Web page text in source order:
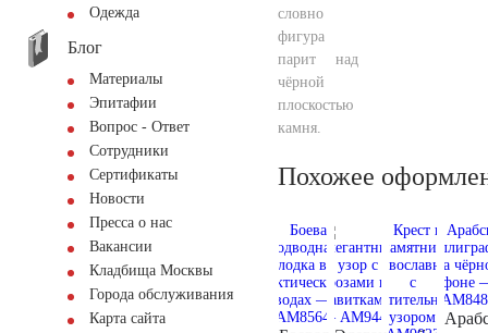
Одежда
Блог
Материалы
Эпитафии
Вопрос - Ответ
Сотрудники
Сертификаты
Новости
Пресса о нас
Вакансии
Кладбища Москвы
Города обслуживания
Карта сайта
словно
фигура
парит над
чёрной
плоскостью
камня.
Похожее